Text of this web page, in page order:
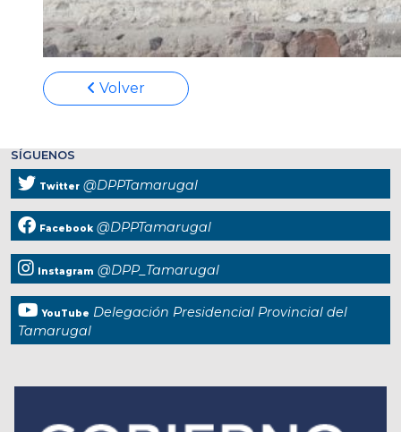
Volver
SÍGUENOS
Twitter @DPPTamarugal
Facebook @DPPTamarugal
Instagram @DPP_Tamarugal
YouTube Delegación Presidencial Provincial del
Tamarugal